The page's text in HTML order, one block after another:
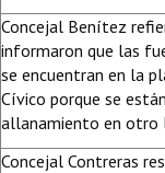
Concejal Benítez
informaron que las
se encuentran en la
Cívico porque se
allanamiento en otro
Concejal Contreras